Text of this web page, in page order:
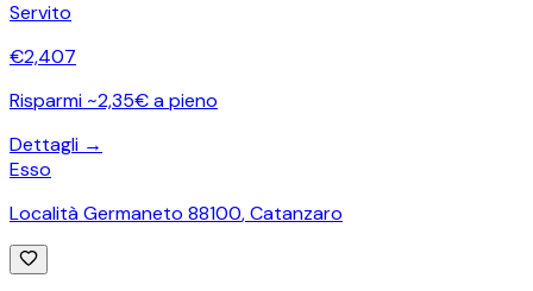
Servito
€2,407
Risparmi ~2,35€ a pieno
Dettagli →
Esso
Località Germaneto 88100,Catanzaro